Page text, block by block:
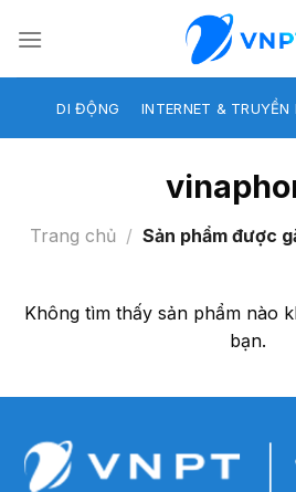
DI ĐỘNG INTERNET & TRUYỀN
Trang chủ / Sản phẩm được
Không tìm thấy sản phẩm nào
bạn.